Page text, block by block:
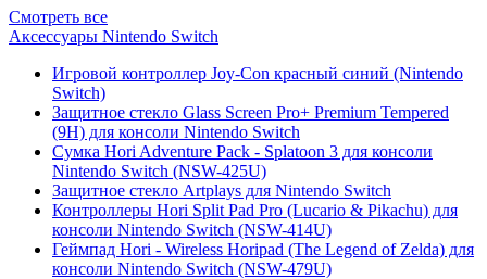
Смотреть все
Аксессуары Nintendo Switch
Игровой контроллер Joy-Con красный синий (Nintendo
Switch)
Защитное стекло Glass Screen Pro+ Premium Tempered
(9H) для консоли Nintendo Switch
Сумка Hori Adventure Pack - Splatoon 3 для консоли
Nintendo Switch (NSW-425U)
Защитное стекло Artplays для Nintendo Switch
Контроллеры Hori Split Pad Pro (Lucario & Pikachu) для
консоли Nintendo Switch (NSW-414U)
Геймпад Hori - Wireless Horipad (The Legend of Zelda) для
консоли Nintendo Switch (NSW-479U)